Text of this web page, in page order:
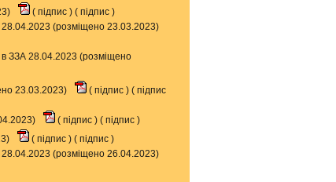
( підпис ) ( підпис )
28.04.2023 (розміщено 23.03.2023)
в ЗЗА 28.04.2023 (розміщено
23.03.2023)
( підпис ) ( підпис
( підпис ) ( підпис )
( підпис ) ( підпис )
28.04.2023 (розміщено 26.04.2023)